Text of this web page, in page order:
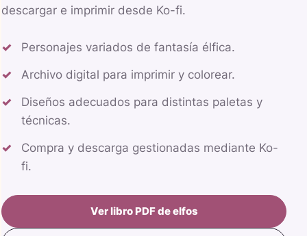
descargar e imprimir desde Ko-fi.
Personajes variados de fantasía élfica.
Archivo digital para imprimir y colorear.
Diseños adecuados para distintas paletas y
técnicas.
Compra y descarga gestionadas mediante Ko-
fi.
Ver libro PDF de elfos